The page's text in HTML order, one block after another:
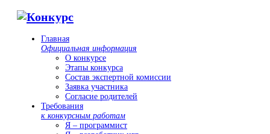
Главная
Официальная информация
О конкурсе
Этапы конкурса
Состав экспертной комиссии
Заявка участника
Согласие родителей
Требования
к конкурсным работам
Я – программист